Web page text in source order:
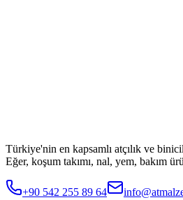
Türkiye'nin en kapsamlı atçılık ve
Eğer, koşum takımı, nal, yem, bakım
+90 542 255 89 64